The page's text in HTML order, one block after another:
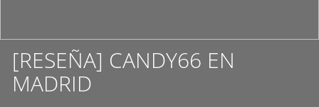
[RESEÑA] CANDY66 EN
MADRID